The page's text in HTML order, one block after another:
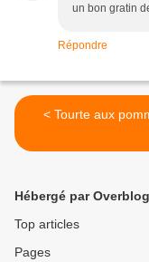
un bon gratin
Répondre
< Tourte aux
Hébergé par Overblog
Top articles
Pages